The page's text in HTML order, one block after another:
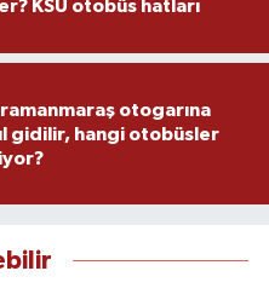
KSÜ otobüs hatları
otogarına
gidilir, hangi otobüsler